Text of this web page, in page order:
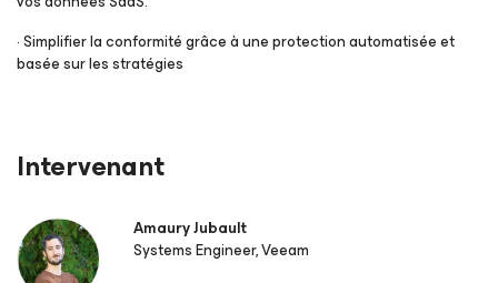
· Simplifier la conformité grâce à une protection automatisée et
basée sur les stratégies
Intervenant
Amaury Jubault
Systems Engineer, Veeam